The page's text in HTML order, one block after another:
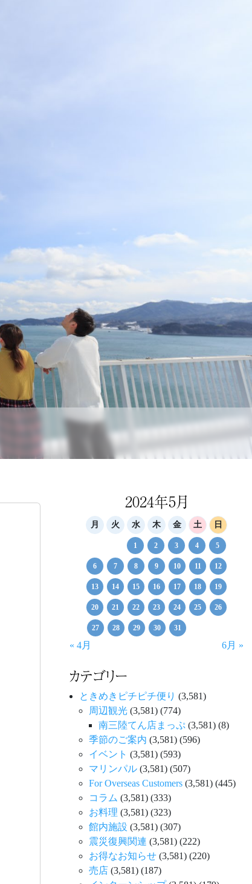
2024年5月
月 火 水 木 金 土 日
1 2 3 4 5
6 7 8 9 10 11 12
13 14 15 16 17 18 19
20 21 22 23 24 25 26
27 28 29 30 31
« 4月 6月 »
カテゴリー
ときめきピチピチ便り (3,581)
周辺観光 (3,581) (774)
南三陸てん店まっぷ (3,581) (8)
季節のご案内 (3,581) (596)
イベント (3,581) (593)
マリンパル (3,581) (507)
For Overseas Customers (3,581) (445)
コラム (3,581) (333)
お料理 (3,581) (323)
館内施設 (3,581) (307)
震災復興関連 (3,581) (222)
お得なお知らせ (3,581) (220)
売店 (3,581) (187)